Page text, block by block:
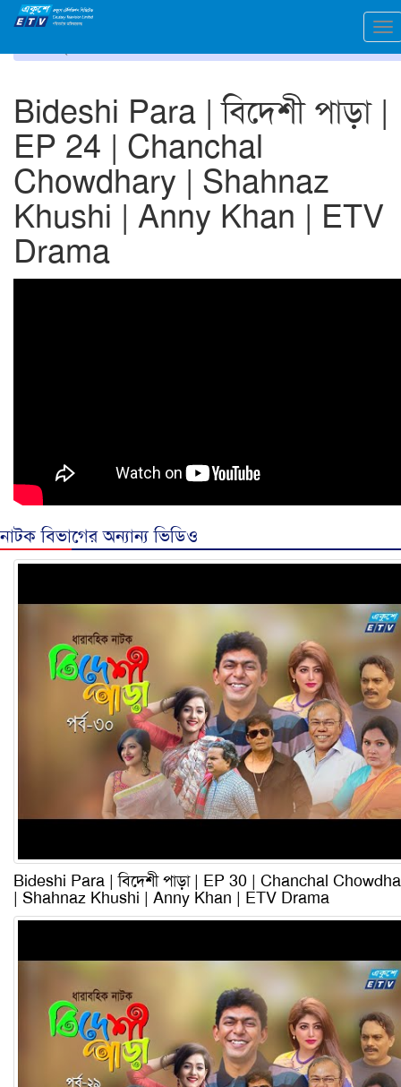
Bideshi Para | বিদেশী পাড়া |
EP 24 | Chanchal
Chowdhary | Shahnaz
Khushi | Anny Khan | ETV
Drama
নাটক বিভাগের অন্যান্য ভিডিও
Bideshi Para | বিদেশী পাড়া | EP 30 | Chanchal
| Shahnaz Khushi | Anny Khan | ETV Drama